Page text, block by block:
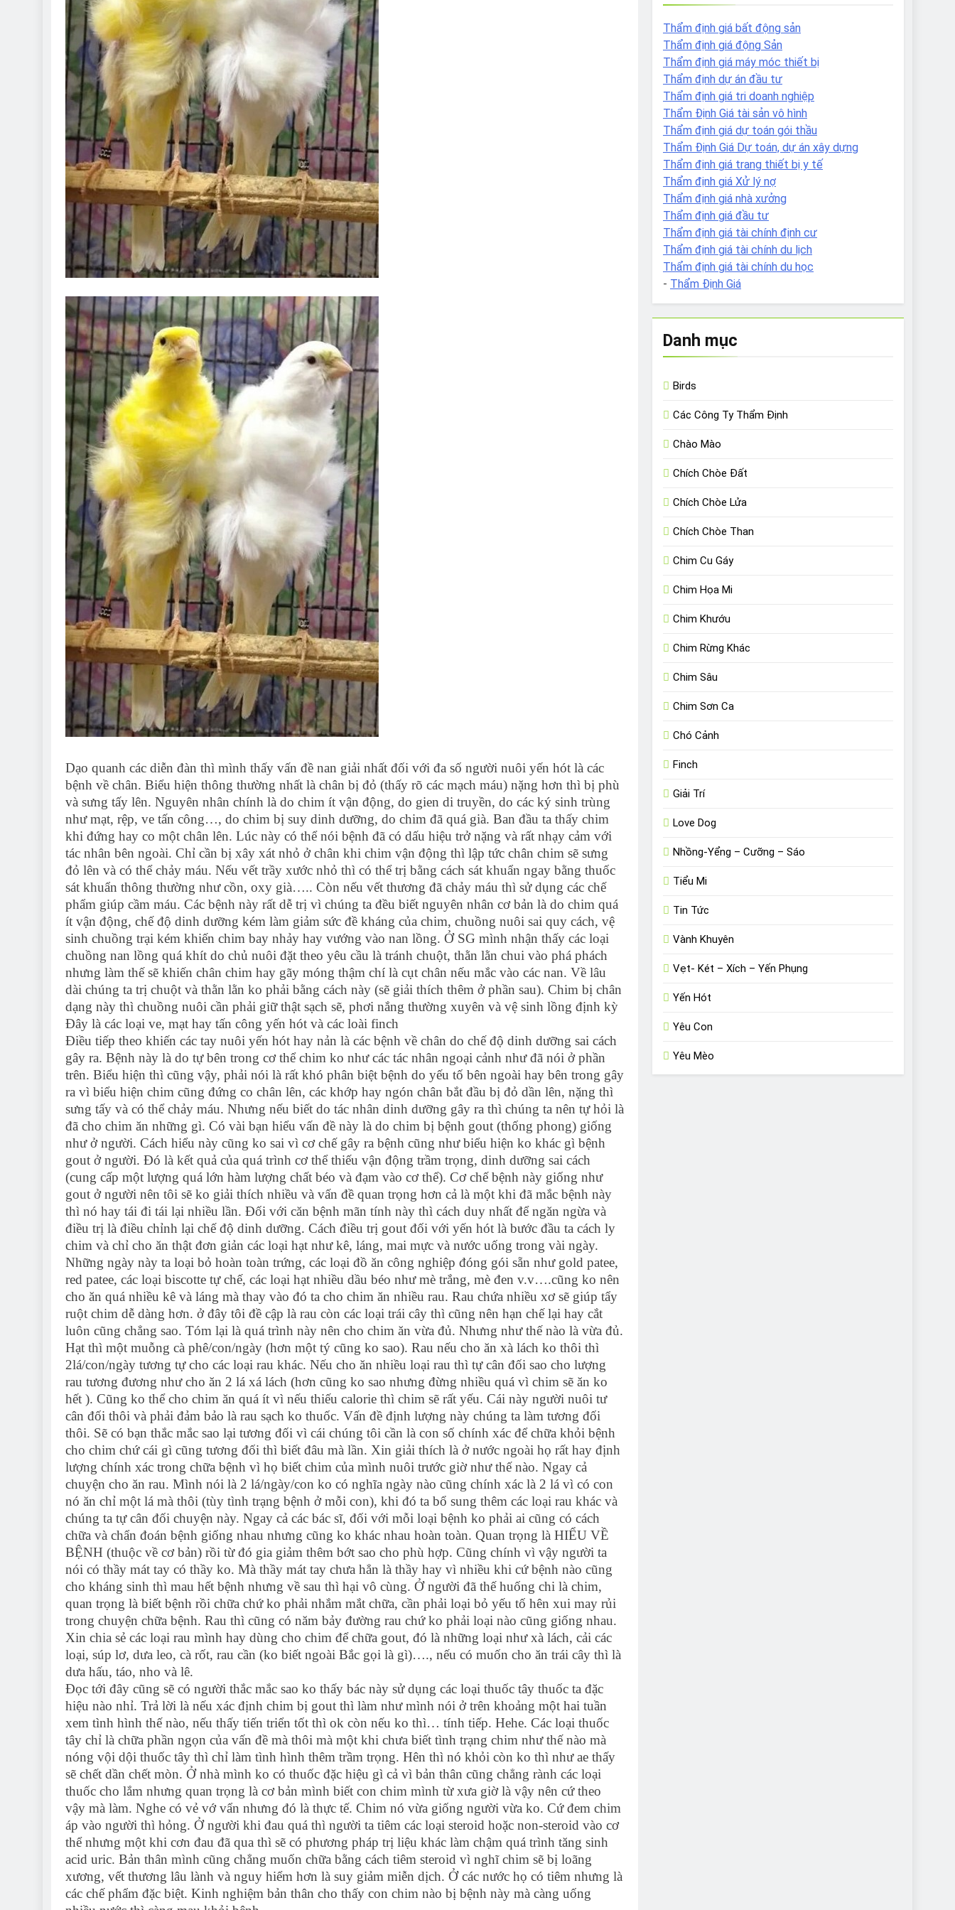
Dạo quanh các diễn đàn thì mình thấy vấn đề nan giải nhất đối với đa số người nuôi yến hót là các
bệnh về chân. Biểu hiện thông thường nhất là chân bị đỏ (thấy rõ các mạch máu) nặng hơn thì bị phù
và sưng tấy lên. Nguyên nhân chính là do chim ít vận động, do gien di truyền, do các ký sinh trùng
như mạt, rệp, ve tấn công…, do chim bị suy dinh dưỡng, do chim đã quá già. Ban đầu ta thấy chim
khi đứng hay co một chân lên. Lúc này có thể nói bệnh đã có dấu hiệu trở nặng và rất nhạy cảm với
tác nhân bên ngoài. Chỉ cần bị xây xát nhỏ ở chân khi chim vận động thì lập tức chân chim sẽ sưng
đỏ lên và có thể chảy máu. Nếu vết trầy xước nhỏ thì có thể trị bằng cách sát khuẩn ngay bằng thuốc
sát khuẩn thông thường như cồn, oxy già….. Còn nếu vết thương đã chảy máu thì sử dụng các chế
phẩm giúp cầm máu. Các bệnh này rất dễ trị vì chúng ta đều biết nguyên nhân cơ bản là do chim quá
ít vận động, chế độ dinh dưỡng kém làm giảm sức đề kháng của chim, chuồng nuôi sai quy cách, vệ
sinh chuồng trại kém khiến chim bay nhảy hay vướng vào nan lồng. Ở SG mình nhận thấy các loại
chuồng nan lồng quá khít do chủ nuôi đặt theo yêu cầu là tránh chuột, thằn lằn chui vào phá phách
nhưng làm thế sẽ khiến chân chim hay gãy móng thậm chí là cụt chân nếu mắc vào các nan. Về lâu
dài chúng ta trị chuột và thằn lằn ko phải bằng cách này (sẽ giải thích thêm ở phần sau). Chim bị chân
dạng này thì chuồng nuôi cần phải giữ thật sạch sẽ, phơi nắng thường xuyên và vệ sinh lồng định kỳ
Đây là các loại ve, mạt hay tấn công yến hót và các loài finch
Điều tiếp theo khiến các tay nuôi yến hót hay nản là các bệnh về chân do chế độ dinh dưỡng sai cách
gây ra. Bệnh này là do tự bên trong cơ thể chim ko như các tác nhân ngoại cảnh như đã nói ở phần
trên. Biểu hiện thì cũng vậy, phải nói là rất khó phân biệt bệnh do yếu tố bên ngoài hay bên trong gây
ra vì biểu hiện chim cũng đứng co chân lên, các khớp hay ngón chân bắt đầu bị đỏ dần lên, nặng thì
sưng tấy và có thể chảy máu. Nhưng nếu biết do tác nhân dinh dưỡng gây ra thì chúng ta nên tự hỏi là
đã cho chim ăn những gì. Có vài bạn hiểu vấn đề này là do chim bị bệnh gout (thống phong) giống
như ở người. Cách hiểu này cũng ko sai vì cơ chế gây ra bệnh cũng như biểu hiện ko khác gì bệnh
gout ở người. Đó là kết quả của quá trình cơ thể thiếu vận động trầm trọng, dinh dưỡng sai cách
(cung cấp một lượng quá lớn hàm lượng chất béo và đạm vào cơ thể). Cơ chế bệnh này giống như
gout ở người nên tôi sẽ ko giải thích nhiều và vấn đề quan trọng hơn cả là một khi đã mắc bệnh này
thì nó hay tái đi tái lại nhiều lần. Đối với căn bệnh mãn tính này thì cách duy nhất để ngăn ngừa và
điều trị là điều chỉnh lại chế độ dinh dưỡng. Cách điều trị gout đối với yến hót là bước đầu ta cách ly
chim và chỉ cho ăn thật đơn giản các loại hạt như kê, láng, mai mực và nước uống trong vài ngày.
Những ngày này ta loại bỏ hoàn toàn trứng, các loại đồ ăn công nghiệp đóng gói sẵn như gold patee,
red patee, các loại biscotte tự chế, các loại hạt nhiều dầu béo như mè trắng, mè đen v.v….cũng ko nên
cho ăn quá nhiều kê và láng mà thay vào đó ta cho chim ăn nhiều rau. Rau chứa nhiều xơ sẽ giúp tẩy
ruột chim dễ dàng hơn. ở đây tôi đề cập là rau còn các loại trái cây thì cũng nên hạn chế lại hay cắt
luôn cũng chẳng sao. Tóm lại là quá trình này nên cho chim ăn vừa đủ. Nhưng như thế nào là vừa đủ.
Hạt thì một muỗng cà phê/con/ngày (hơn một tý cũng ko sao). Rau nếu cho ăn xà lách ko thôi thì
2lá/con/ngày tương tự cho các loại rau khác. Nếu cho ăn nhiều loại rau thì tự cân đối sao cho lượng
rau tương đương như cho ăn 2 lá xá lách (hơn cũng ko sao nhưng đừng nhiều quá vì chim sẽ ăn ko
hết ). Cũng ko thể cho chim ăn quá ít vì nếu thiếu calorie thì chim sẽ rất yếu. Cái này người nuôi tư
cân đối thôi và phải đảm bảo là rau sạch ko thuốc. Vấn đề định lượng này chúng ta làm tương đối
thôi. Sẽ có bạn thắc mắc sao lại tương đối vì cái chúng tôi cần là con số chính xác để chữa khỏi bệnh
cho chim chứ cái gì cũng tương đối thì biết đâu mà lần. Xin giải thích là ở nước ngoài họ rất hay định
lượng chính xác trong chữa bệnh vì họ biết chim của mình nuôi trước giờ như thế nào. Ngay cả
chuyện cho ăn rau. Mình nói là 2 lá/ngày/con ko có nghĩa ngày nào cũng chính xác là 2 lá vì có con
nó ăn chỉ một lá mà thôi (tùy tình trạng bệnh ở mỗi con), khi đó ta bổ sung thêm các loại rau khác và
chúng ta tự cân đối chuyện này. Ngay cả các bác sĩ, đối với mỗi loại bệnh ko phải ai cũng có cách
chữa và chẩn đoán bệnh giống nhau nhưng cũng ko khác nhau hoàn toàn. Quan trọng là HIỂU VỀ
BỆNH (thuộc về cơ bản) rồi từ đó gia giảm thêm bớt sao cho phù hợp. Cũng chính vì vậy người ta
nói có thầy mát tay có thầy ko. Mà thầy mát tay chưa hẳn là thầy hay vì nhiều khi cứ bệnh nào cũng
cho kháng sinh thì mau hết bệnh nhưng về sau thì hại vô cùng. Ở người đã thế huống chi là chim,
quan trọng là biết bệnh rồi chữa chứ ko phải nhắm mắt chữa, cần phải loại bỏ yếu tố hên xui may rủi
trong chuyện chữa bệnh. Rau thì cũng có năm bảy đường rau chứ ko phải loại nào cũng giống nhau.
Xin chia sẻ các loại rau mình hay dùng cho chim để chữa gout, đó là những loại như xà lách, cải các
loại, súp lơ, dưa leo, cà rốt, rau cần (ko biết ngoài Bắc gọi là gì)…., nếu có muốn cho ăn trái cây thì là
dưa hấu, táo, nho và lê.
Đọc tới đây cũng sẽ có người thắc mắc sao ko thấy bác này sử dụng các loại thuốc tây thuốc ta đặc
hiệu nào nhỉ. Trả lời là nếu xác định chim bị gout thì làm như mình nói ở trên khoảng một hai tuần
xem tình hình thế nào, nếu thấy tiến triển tốt thì ok còn nếu ko thì… tính tiếp. Hehe. Các loại thuốc
tây chỉ là chữa phần ngọn của vấn đề mà thôi mà một khi chưa biết tình trạng chim như thế nào mà
nóng vội dội thuốc tây thì chỉ làm tình hình thêm trầm trọng. Hên thì nó khỏi còn ko thì như ae thấy
sẽ chết dần chết mòn. Ở nhà mình ko có thuốc đặc hiệu gì cả vì bản thân cũng chẳng rành các loại
thuốc cho lắm nhưng quan trọng là cơ bản mình biết con chim mình từ xưa giờ là vậy nên cứ theo
vậy mà làm. Nghe có vẻ vớ vẩn nhưng đó là thực tế. Chim nó vừa giống người vừa ko. Cứ đem chim
áp vào người thì hỏng. Ở người khi đau quá thì người ta tiêm các loại steroid hoặc non-steroid vào cơ
thể nhưng một khi cơn đau đã qua thì sẽ có phương pháp trị liệu khác làm chậm quá trình tăng sinh
acid uric. Bản thân mình cũng chẳng muốn chữa bằng cách tiêm steroid vì nghĩ chim sẽ bị loãng
xương, vết thương lâu lành và nguy hiểm hơn là suy giảm miễn dịch. Ở các nước họ có tiêm nhưng là
các chế phẩm đặc biệt. Kinh nghiệm bản thân cho thấy con chim nào bị bệnh này mà càng uống
Thẩm định giá bất động sản
Thẩm định giá động Sản
Thẩm định giá máy móc thiết bị
Thẩm định dự án đầu tư
Thẩm định giá tri doanh nghiệp
Thẩm Định Giá tài sản vô hình
Thẩm định giá dự toán gói thầu
Thẩm Định Giá Dự toán, dự án xây dựng
Thẩm định giá trang thiết bị y tế
Thẩm định giá Xử lý nợ
Thẩm định giá nhà xưởng
Thẩm định giá đầu tư
Thẩm định giá tài chính định cư
Thẩm định giá tài chính du lịch
Thẩm định giá tài chính du học
- Thẩm Định Giá
Danh mục
Birds
Các Công Ty Thẩm Định
Chào Mào
Chích Chòe Đất
Chích Chòe Lửa
Chích Chòe Than
Chim Cu Gáy
Chim Họa Mi
Chim Khướu
Chim Rừng Khác
Chim Sâu
Chim Sơn Ca
Chó Cảnh
Finch
Giải Trí
Love Dog
Nhồng-Yểng – Cưỡng – Sáo
Tiểu Mi
Tin Tức
Vành Khuyên
Vẹt- Két – Xích – Yến Phụng
Yến Hót
Yêu Con
Yêu Mèo